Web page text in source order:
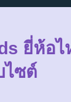
ยี่ห้อไ
ไซต์